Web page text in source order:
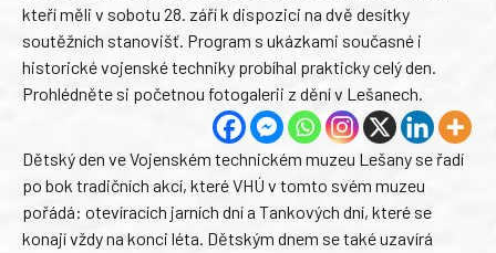
kteří měli v sobotu 28. září k dispozici na dvě desítky
soutěžních stanovišť. Program s ukázkami současné i
historické vojenské techniky probíhal prakticky celý den.
Prohlédněte si početnou fotogalerii z dění v Lešanech.
Dětský den ve Vojenském technickém muzeu Lešany se řadí
po bok tradičních akcí, které VHÚ v tomto svém muzeu
pořádá: otevíracích jarních dní a Tankových dní, které se
konají vždy na konci léta. Dětským dnem se také uzavírá